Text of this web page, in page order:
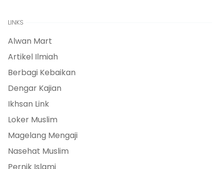
LINKS
Alwan Mart
Artikel Ilmiah
Berbagi Kebaikan
Dengar Kajian
Ikhsan Link
Loker Muslim
Magelang Mengaji
Nasehat Muslim